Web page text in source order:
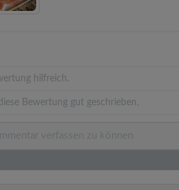
hilfreich.
Bewertung gut geschrieben.